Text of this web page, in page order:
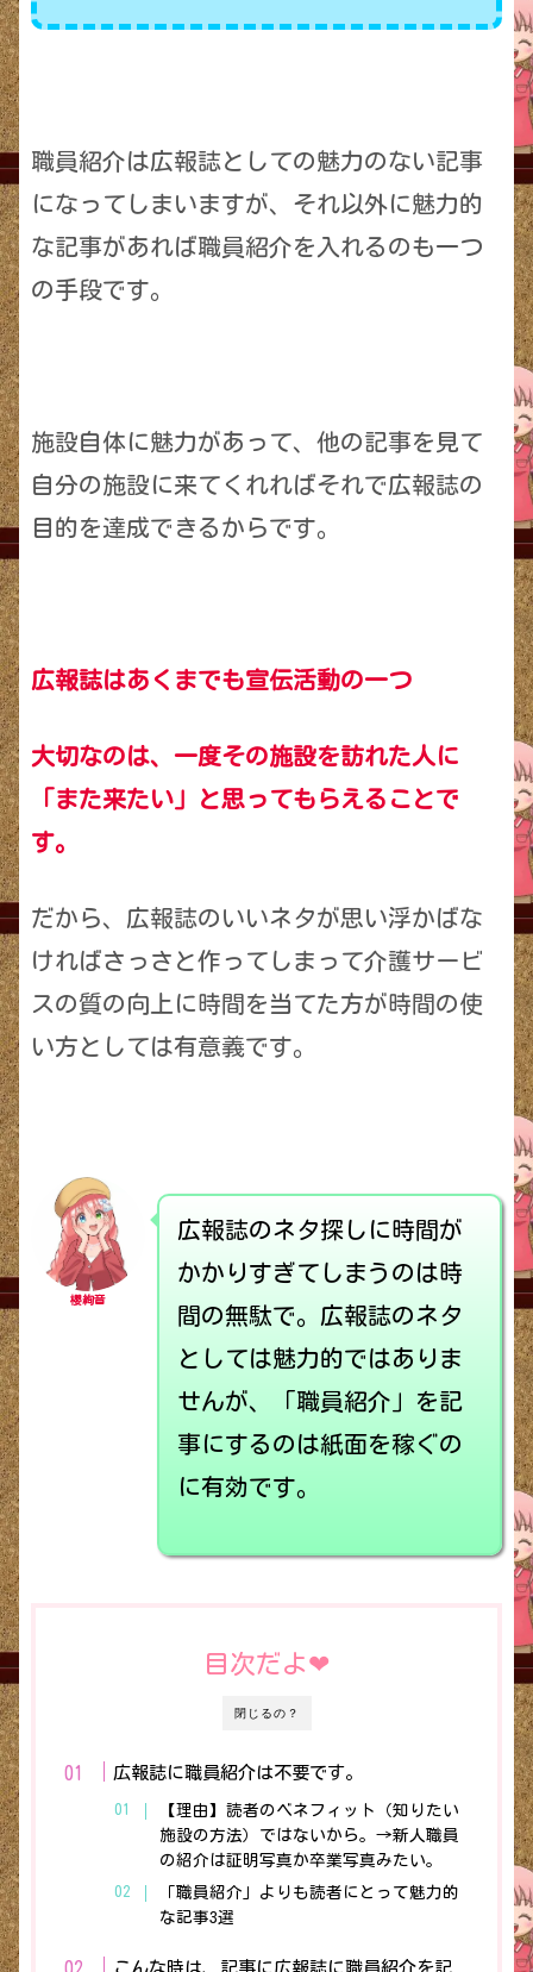
職員紹介は広報誌としての魅力のない記事
になってしまいますが、それ以外に魅力的
な記事があれば職員紹介を入れるのも一つ
の手段です。
施設自体に魅力があって、他の記事を見て
自分の施設に来てくれればそれで広報誌の
目的を達成できるからです。
広報誌はあくまでも宣伝活動の一つ
大切なのは、一度その施設を訪れた人 に
「また来たい」と思ってもらえることで
す。
だから、広報誌のいいネタが思い浮かばな
ければさっさと作ってしまって介護サービ
スの質の向上に時間を当てた方が時間の使
い方としては有意義です。
櫻絢音
広報誌のネタ探しに時間が
かかりすぎてしまうのは時
間の無駄で。広報誌のネタ
としては魅力的ではありま
せんが、「職員紹介」を記
事にするのは紙面を稼ぐの
に有効です。
閉じるの？
目次だよ❤︎
広報誌に職員紹介は不要です。
【理由】読者のベネフィット（知りたい
施設の方法）ではないから。→新人職員
の紹介は証明写真か卒業写真みたい。
「職員紹介」よりも読者にとって魅力的
な記事3選
こんな時は、記事に広報誌に職員紹介を記